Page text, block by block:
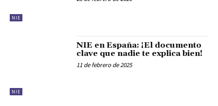
NIE
NIE
NIE en España: ¡El documento
clave que nadie te explica bien!
11 de febrero de 2025